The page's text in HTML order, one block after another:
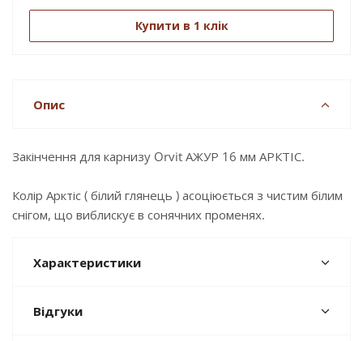
Купити в 1 клік
Опис
Закінчення для карнизу Orvit АЖУР 16 мм АРКТІС.
Колір Арктіс ( білий глянець ) асоціюється з чистим білим
снігом, що виблискує в сонячних променях.
Характеристики
Відгуки